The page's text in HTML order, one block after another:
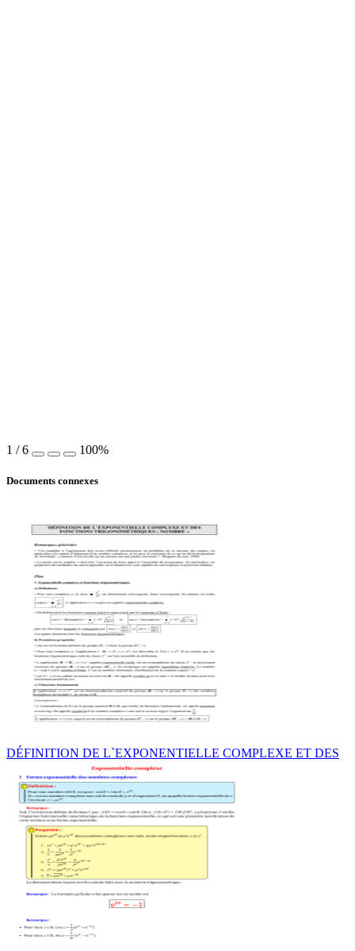
1 /6 100%
Documents connexes
DÉFINITION DE L`EXPONENTIELLE COMPLEXE ET DES